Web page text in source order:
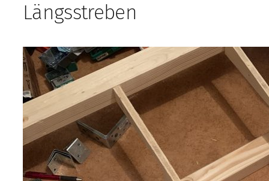
Längsstreben